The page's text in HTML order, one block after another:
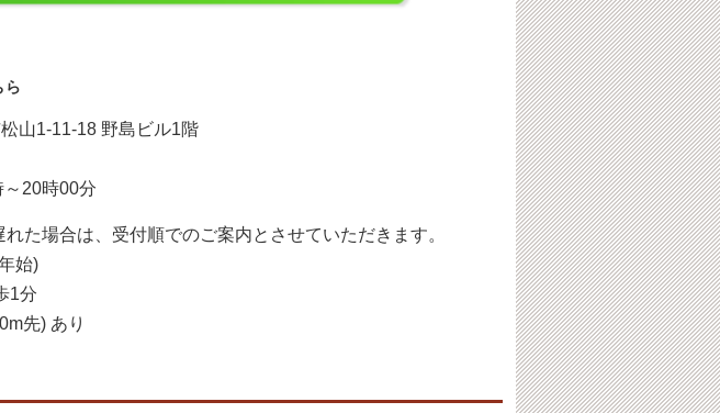
ら
山1-11-18 野島ビル1階
～20時00分
た場合は、受付順でのご案内とさせていただきます。
始)
1分
先) あり